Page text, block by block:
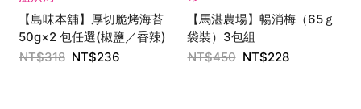
【島味本舖】厚切脆烤海苔
50g×2 包任選(椒鹽／香辣)
NT$318 NT$236
【馬湛農場】暢消梅（65ｇ
袋裝）3包組
NT$450 NT$228